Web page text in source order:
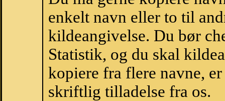
enkelt navn eller to til
kildeangivelse. Du bør
Statistik, og du skal
kopiere fra flere navne,
skriftlig tilladelse fra os.